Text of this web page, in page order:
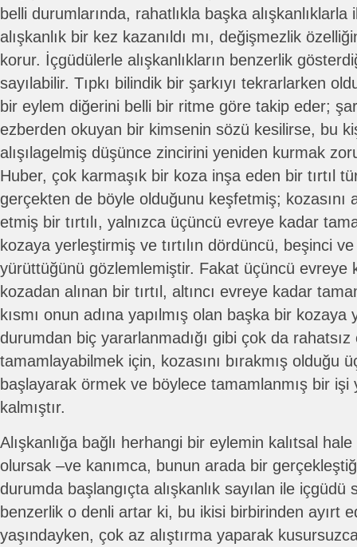
belli durumlarında, rahatlıkla başka
alışkanlık bir kez kazanıldı mı, değişmezlik
korur. İçgüdülerle alışkanlıkların benzerlik
sayılabilir. Tıpkı bilindik bir şarkıyı tekrarlarken
bir eylem diğerini belli bir ritme göre takip eder;
ezberden okuyan bir kimsenin sözü kesilirse, bu
alışılagelmiş düşünce zincirini yeniden kurmak
Huber, çok karmaşık bir koza inşa eden bir tırtıl
gerçekten de böyle olduğunu keşfetmiş; kozasını
etmiş bir tırtılı, yalnızca üçüncü evreye kadar
kozaya yerleştirmiş ve tırtılın dördüncü, beşinci
yürüttüğünü gözlemlemiştir. Fakat üçüncü evreye
kozadan alınan bir tırtıl, altıncı evreye kadar
kısmı onun adına yapılmış olan başka bir
durumdan biç yararlanmadığı gibi çok da
tamamlayabilmek için, kozasını bırakmış olduğu
başlayarak örmek ve böylece tamamlanmış bir
kalmıştır.
Alışkanlığa bağlı herhangi bir eylemin kalıtsal
olursak –ve kanımca, bunun arada bir
durumda başlangıçta alışkanlık sayılan ile içgüdü
benzerlik o denli artar ki, bu ikisi birbirinden ayırt
yaşındayken, çok az alıştırma yaparak